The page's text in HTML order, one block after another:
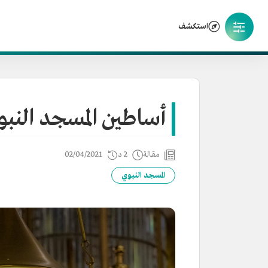
استكشف
أساطين المسجد
مقالة 2 د 02/04/2021
المسجد النبوي